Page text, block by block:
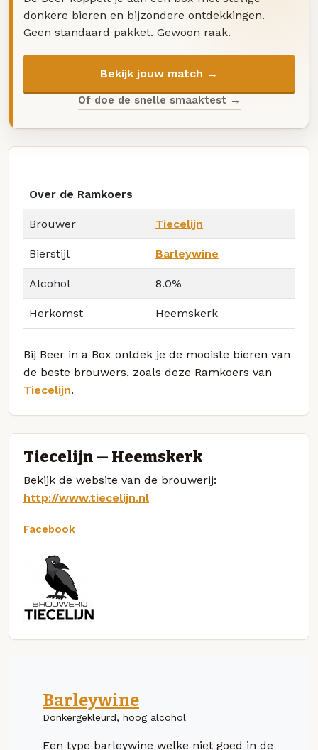
donkere bieren en bijzondere ontdekkingen.
Geen standaard pakket. Gewoon raak.
Bekijk jouw match →
Of doe de snelle smaaktest →
Over de Ramkoers
Brouwer Tiecelijn
Bierstijl Barleywine
Alcohol 8.0%
Herkomst Heemskerk
Bij Beer in a Box ontdek je de mooiste bieren van
de beste brouwers, zoals deze Ramkoers van
Tiecelijn.
Tiecelijn — Heemskerk
Bekijk de website van de brouwerij:
http://www.tiecelijn.nl
Facebook
Barleywine
Donkergekleurd, hoog alcohol
Een type barleywine welke niet goed in de